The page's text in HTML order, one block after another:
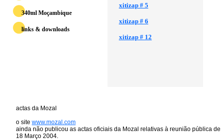
actas da Mozal
o site www.mozal.com
ainda não publicou as actas oficiais da Mozal relativas à reunião pública de
18 Março 2004.
xitizap # 5
xitizap # 6
xitizap # 12
340ml Moçambique
links & downloads